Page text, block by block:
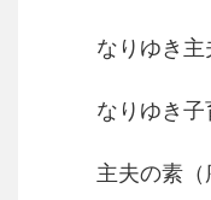
なりゆき
なりゆき
主夫の素（